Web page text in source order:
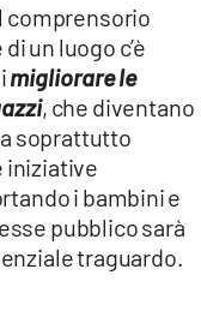
comprensorio
un luogo c’è
migliorare le
, che diventano
soprattutto
iniziative
i bambini e
pubblico sarà
traguardo.